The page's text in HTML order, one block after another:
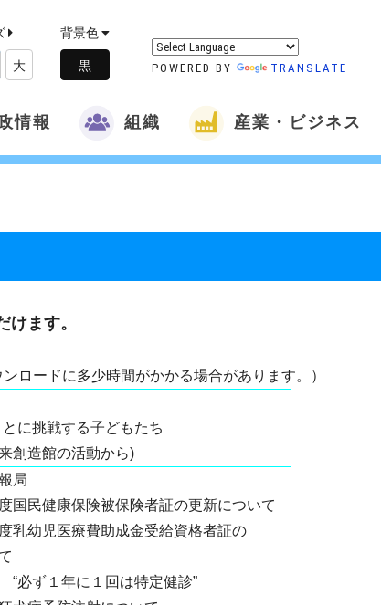
大
背景色
POWERED BY TRANSLATE
情報 組織 産業・ビジネス
ます。
ロードに多少時間がかかる場合があります。）
に挑戦する子どもたち
創造館の活動から)
局
国民健康保険被保険者証の更新について
乳幼児医療費助成金受給資格者証の
“必ず１年に１回は特定健診”